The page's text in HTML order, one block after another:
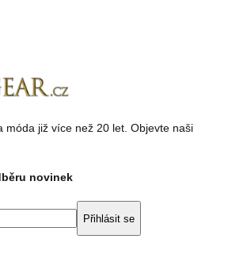
móda již více než 20 let. Objevte naši
novinek
Přihlásit se